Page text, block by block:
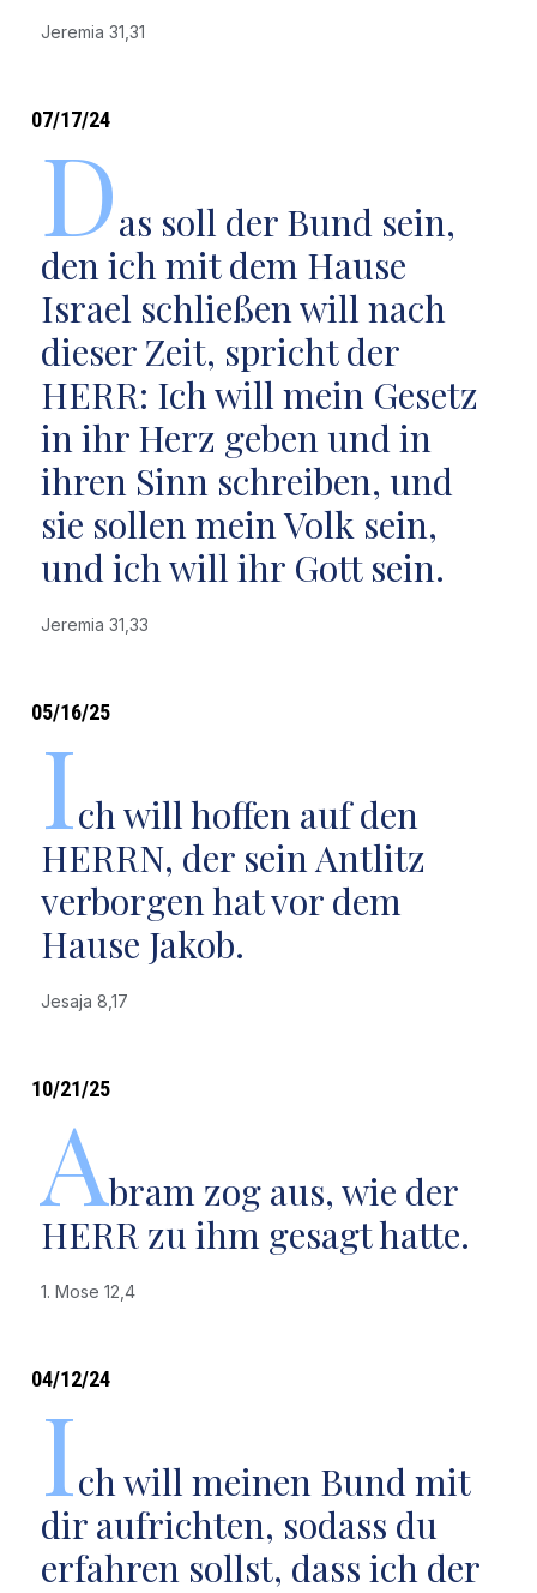
Jeremia 31,31
07/17/24
Das soll der Bund sein,
den ich mit dem Hause
Israel schließen will nach
dieser Zeit, spricht der
HERR: Ich will mein Gesetz
in ihr Herz geben und in
ihren Sinn schreiben, und
sie sollen mein Volk sein,
und ich will ihr Gott sein.
Jeremia 31,33
05/16/25
Ich will hoffen auf den
HERRN, der sein Antlitz
verborgen hat vor dem
Hause Jakob.
Jesaja 8,17
10/21/25
Abram zog aus, wie der
HERR zu ihm gesagt hatte.
1. Mose 12,4
04/12/24
Ich will meinen Bund mit
dir aufrichten, sodass du
erfahren sollst, dass ich der